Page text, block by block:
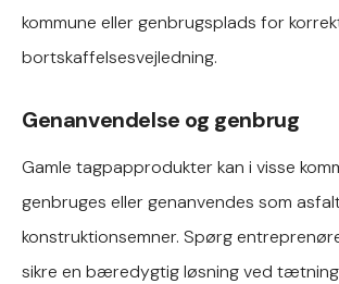
kommune eller genbrugsplads for
bortskaffelsesvejledning.
Genanvendelse og genbrug
Gamle tagpapprodukter kan i visse
genbruges eller genanvendes som
konstruktionsemner. Spørg
sikre en bæredygtig løsning ved